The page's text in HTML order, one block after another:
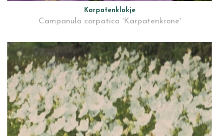
Karpatenklokje
Campanula carpatica 'Karpatenkrone'